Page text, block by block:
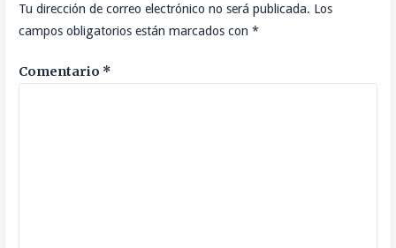
Tu dirección de correo electrónico no será publicada. Los
campos obligatorios están marcados con *
Comentario *